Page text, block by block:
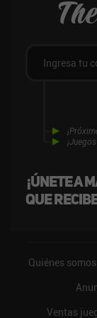
más rápido a los
está muy bien
¡Únete a
que
Quiénes somos
Ventas